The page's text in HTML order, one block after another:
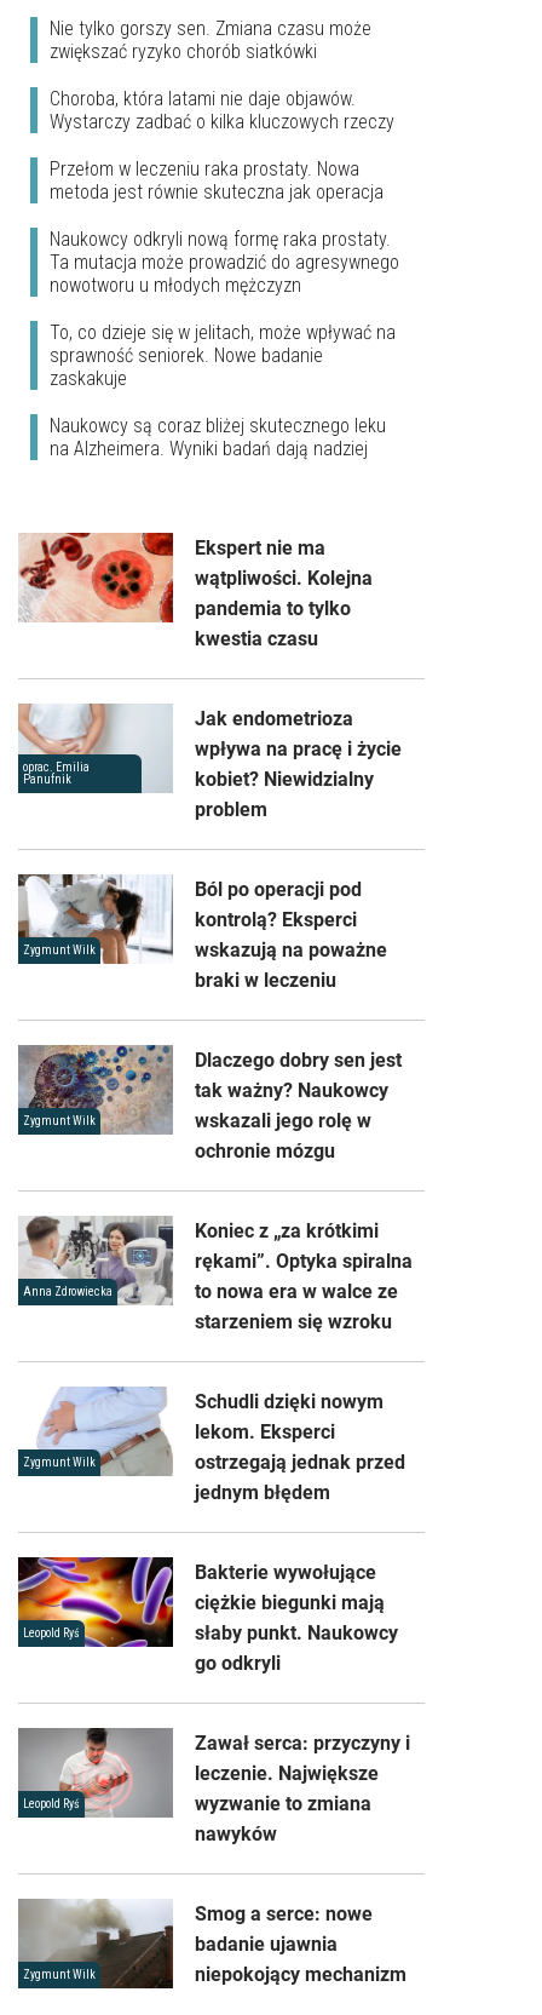
Nie tylko gorszy sen. Zmiana czasu może
zwiększać ryzyko chorób siatkówki
Choroba, która latami nie daje objawów.
Wystarczy zadbać o kilka kluczowych rzeczy
Przełom w leczeniu raka prostaty. Nowa
metoda jest równie skuteczna jak operacja
Naukowcy odkryli nową formę raka prostaty.
Ta mutacja może prowadzić do agresywnego
nowotworu u młodych mężczyzn
To, co dzieje się w jelitach, może wpływać na
sprawność seniorek. Nowe badanie
zaskakuje
Naukowcy są coraz bliżej skutecznego leku
na Alzheimera. Wyniki badań dają nadziej
Ekspert nie ma
wątpliwości. Kolejna
pandemia to tylko
kwestia czasu
oprac. Emilia
Panufnik
Jak endometrioza
wpływa na pracę i życie
kobiet? Niewidzialny
problem
Zygmunt Wilk
Ból po operacji pod
kontrolą? Eksperci
wskazują na poważne
braki w leczeniu
Zygmunt Wilk
Dlaczego dobry sen jest
tak ważny? Naukowcy
wskazali jego rolę w
ochronie mózgu
Anna Zdrowiecka
Koniec z „za krótkimi
rękami”. Optyka spiralna
to nowa era w walce ze
starzeniem się wzroku
Zygmunt Wilk
Schudli dzięki nowym
lekom. Eksperci
ostrzegają jednak przed
jednym błędem
Leopold Ryś
Bakterie wywołujące
ciężkie biegunki mają
słaby punkt. Naukowcy
go odkryli
Leopold Ryś
Zawał serca: przyczyny i
leczenie. Największe
wyzwanie to zmiana
nawyków
Zygmunt Wilk
Smog a serce: nowe
badanie ujawnia
niepokojący mechanizm